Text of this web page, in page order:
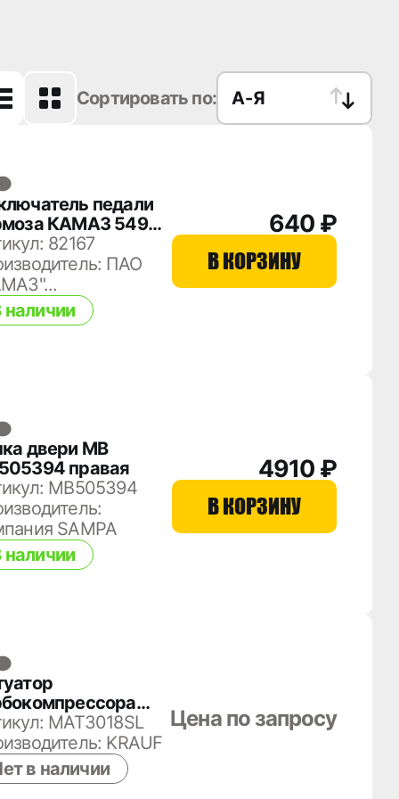
Сортировать по: А-Я
педали
КАМАЗ 5490
82167
ПАО
наличии
640 ₽
В КОРЗИНУ
двери MB
правая
MB505394
SAMPA
наличии
4910 ₽
В КОРЗИНУ
MAT3018SL
KRAUF
в наличии
Цена по запросу